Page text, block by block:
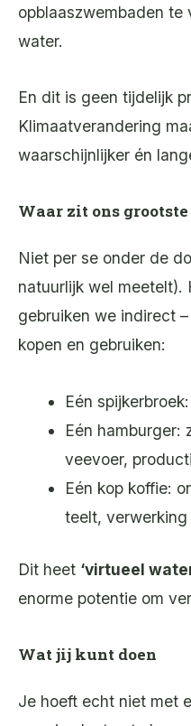
opblaaszwembaden te
water.
En dit is geen tijdelijk
Klimaatverandering
waarschijnlijker én
Waar zit ons
Niet per se onder de
natuurlijk wel meetelt).
gebruiken we indirect
kopen en gebruiken:
Eén
Eén hamburger:
veevoer,
Eén kop koffie:
teelt,
Dit heet ‘virtueel
enorme potentie om
Wat jij kunt doen
Je hoeft echt niet met